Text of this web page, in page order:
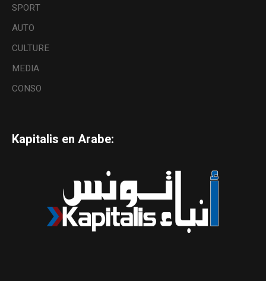
SPORT
AUTO
CULTURE
MEDIA
CONSO
Kapitalis en Arabe: